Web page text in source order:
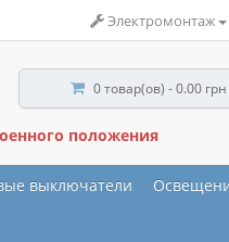
Электромонтаж
0 товар(ов) - 0.00 грн
положения
выключатели